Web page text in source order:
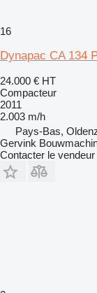
16
Dynapac CA 134
24.000 € HT
Compacteur
2011
2.003 m/h
Pays-Bas,
Gervink
Contacter le vendeur